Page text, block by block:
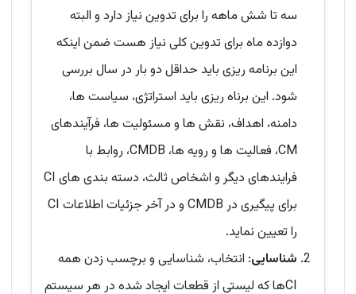
سه تا شش ماهه را برای تدوین نیاز دارد و البته
دوازده ماه برای تدوین کلی نیاز هست ضمن اینکه
این برنامه ریزی باید حداقل دو بار در سال بررسی
شود. این برناه ریزی باید استراتژی، سیاست ها،
دامنه، اهداف، نقش ها و مسئولیت ها، فرآیندهای
CM، فعالیت ها و رویه ها، CMDB، روابط با
فرایندهای دیگر و اشخاص ثالث، دسته بندی های CI
برای پیگیری در CMDB و در آخر جزئیات اطلاعات CI
را تعیین نماید.
شناسایی: انتخاب، شناسایی و برچسب زدن همه
CIها که لیستی از قطعات ایجاد شده در هر سیستم